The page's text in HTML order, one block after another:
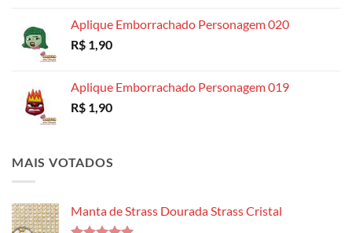
Aplique Emborrachado Personagem 020
R$ 1,90
Aplique Emborrachado Personagem 019
R$ 1,90
MAIS VOTADOS
Manta de Strass Dourada Strass Cristal